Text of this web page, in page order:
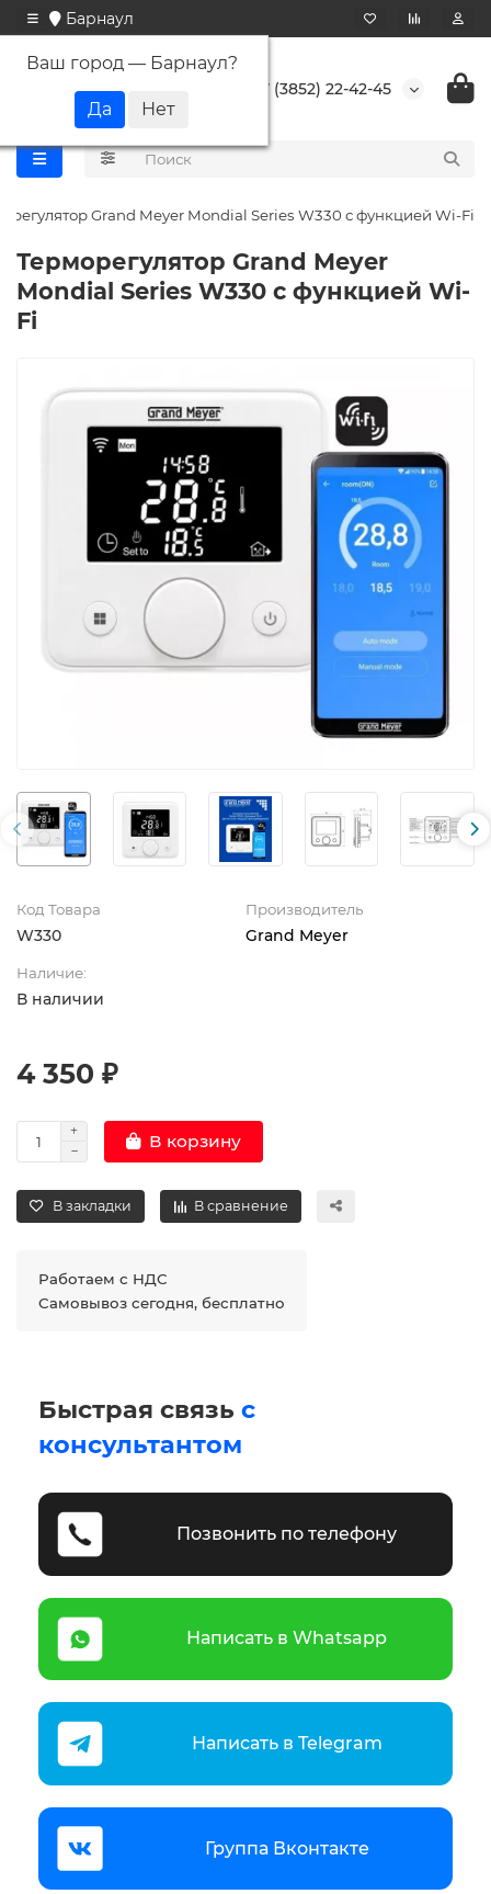
Барнаул
Ваш город — Барнаул?
+7 (3852) 22-42-45
Grand Meyer Mondial Series W330 с функцией Wi-Fi
Терморегулятор Grand Meyer
Mondial Series W330 с функцией Wi-
Fi
Код Товара
W330
Производитель
Grand Meyer
Наличие:
В наличии
4 350 ₽
В корзину
В закладки В сравнение
Работаем с НДС
Самовывоз сегодня, бесплатно
Быстрая связь с
консультантом
Позвонить по телефону
Написать в Whatsapp
Написать в Telegram
Группа Вконтакте